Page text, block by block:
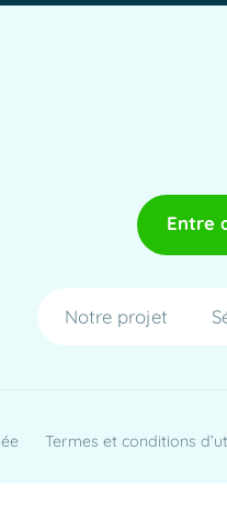
Entre
Notre projet
Termes et conditions